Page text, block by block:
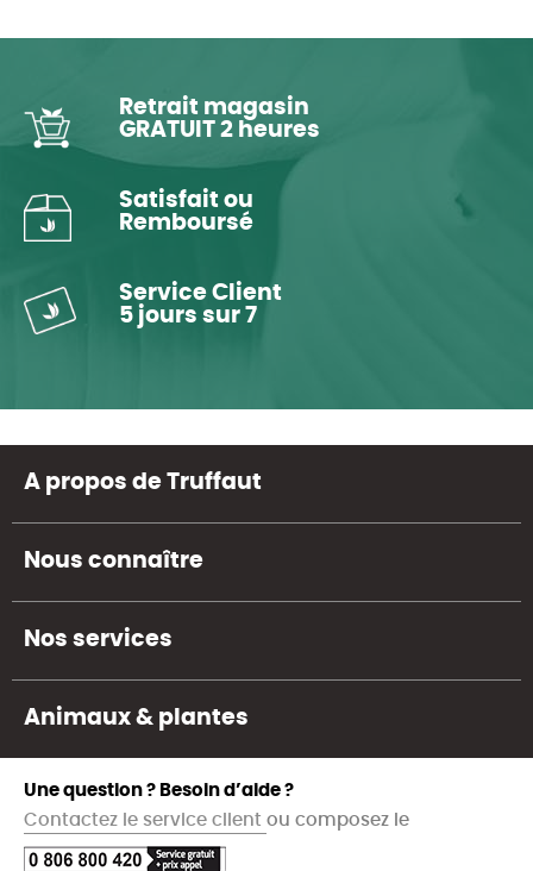
Retrait magasin
GRATUIT 2 heures
Satisfait ou
Remboursé
Service Client
5 jours sur 7
A propos de Truffaut
Nous connaître
Nos services
Animaux & plantes
Une question ? Besoin d’aide ?
Contactez le service client ou composez le